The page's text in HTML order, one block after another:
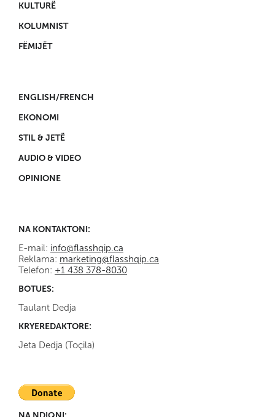
KULTURË
KOLUMNIST
FËMIJËT
ENGLISH/FRENCH
EKONOMI
STIL & JETË
AUDIO & VIDEO
OPINIONE
NA KONTAKTONI:
E-mail: info@flasshqip.ca
Reklama: marketing@flasshqip.ca
Telefon: +1 438 378-8030
BOTUES:
Taulant Dedja
KRYEREDAKTORE:
Jeta Dedja (Toçila)